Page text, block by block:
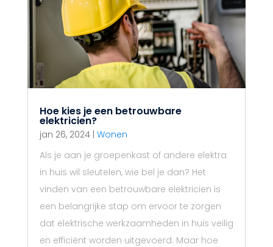
Hoe kies je een betrouwbare
elektricien?
jan 26, 2024| Wonen
Als je aan je groepenkast of andere elektra
in huis wil sleutelen, wie bel je dan? Het
vinden van een betrouwbare elektricien is
een belangrijke stap om ervoor te zorgen
dat elektrische werkzaamheden in huis veilig
en efficiënt worden uitgevoerd. Maar hoe